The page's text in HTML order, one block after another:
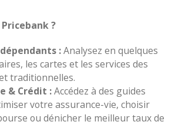
?
:Analysez en quelques
les cartes et les services des
traditionnelles.
& Crédit :Accédez à des guides
votre assurance-vie, choisir
ou dénicher le meilleur taux de